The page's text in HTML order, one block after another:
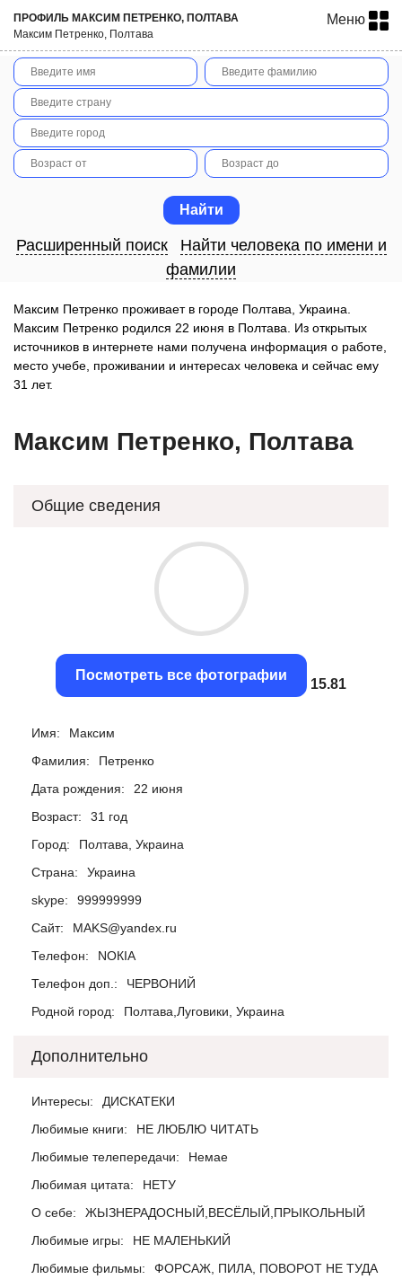
ПРОФИЛЬ МАКСИМ ПEТРEНКО, ПОЛТАВА
Максим Пeтрeнко, Полтава
Меню
Расширенный поиск
Найти человека по имени и
фамилии
Максим Пeтрeнко проживает в городе Полтава, Украина.
Максим Пeтрeнко родился 22 июня в Полтава. Из открытых
источников в интернете нами получена информация о работе,
место учебе, проживании и интересах человека и сейчас ему
31 лет.
Максим Пeтрeнко, Полтава
Общие сведения
Посмотреть все фотографии
15.52
Имя:
Максим
Фамилия:
Пeтрeнко
Дата рождения:
22 июня
Возраст:
31 год
Город:
Полтава, Украина
Страна:
Украина
skype:
999999999
Сайт:
MАKS@yandex.ru
Телефон:
NОКIА
Телефон доп.:
ЧЕРВОНИЙ
Родной город:
Полтава,Луговики, Украина
Дополнительно
Интересы:
ДИСКАТЕКИ
Любимые книги:
НЕ ЛЮБЛЮ ЧИТАТЬ
Любимые телепередачи:
Немае
Любимая цитата:
НЕТУ
О себе:
ЖЬIЗНЕРАДОСНЬIЙ,ВЕСЁЛЬIЙ,ПРЬIКОЛЬНЬIЙ
Любимые игры:
НЕ МАЛЕНЬКИЙ
Любимые фильмы:
ФОРСАЖ, ПИЛА, ПОВОРОТ НЕ ТУДА